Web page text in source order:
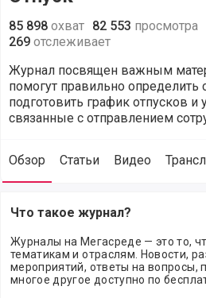
85 898 охват 82 553 просмотра
269 отслеживает
Журнал посвящен важным
помогут правильно определить
подготовить график отпусков и
связанные с отправлением
Обзор Статьи Видео
Что такое журнал?
Журналы на Мегасреде — это то,
тематикам и отраслям. Новости,
мероприятий, ответы на вопросы,
многое другое доступно по